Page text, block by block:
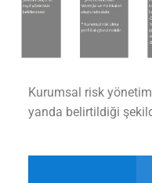
Kurumsal risk
yanda belirtildiği